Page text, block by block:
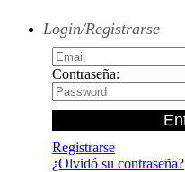
Login/Registrarse
Contraseña:
Registrarse
¿Olvidó su contraseña?